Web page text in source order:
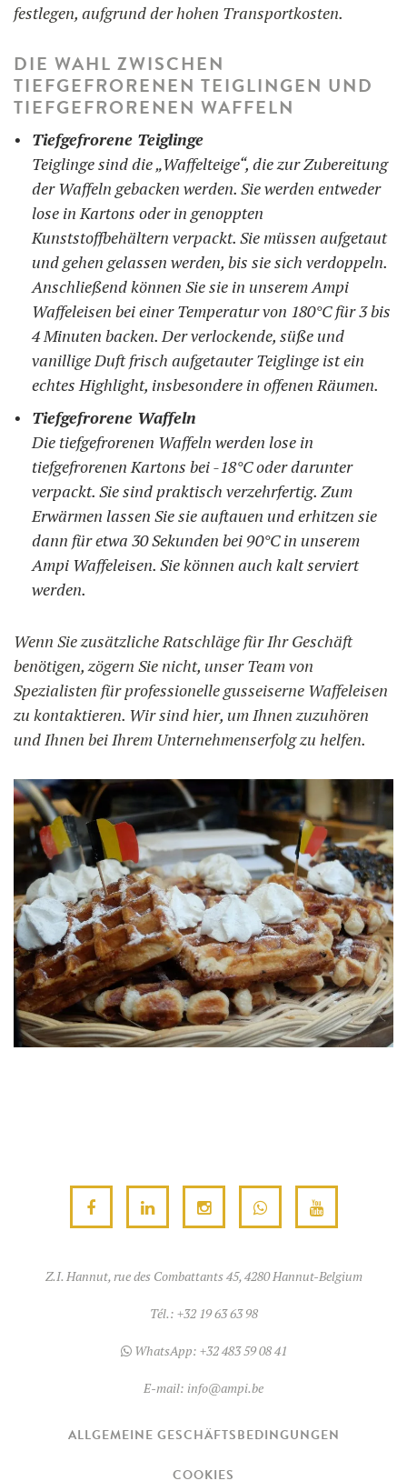
festlegen, aufgrund der hohen Transportkosten.
DIE WAHL ZWISCHEN
TIEFGEFRORENEN TEIGLINGEN UND
TIEFGEFRORENEN WAFFELN
Tiefgefrorene Teiglinge
Teiglinge sind die „Waffelteige“, die zur Zubereitung
der Waffeln gebacken werden. Sie werden entweder
lose in Kartons oder in genoppten
Kunststoffbehältern verpackt. Sie müssen aufgetaut
und gehen gelassen werden, bis sie sich verdoppeln.
Anschließend können Sie sie in unserem Ampi
Waffeleisen bei einer Temperatur von 180°C für 3 bis
4 Minuten backen. Der verlockende, süße und
vanillige Duft frisch aufgetauter Teiglinge ist ein
echtes Highlight, insbesondere in offenen Räumen.
Tiefgefrorene Waffeln
Die tiefgefrorenen Waffeln werden lose in
tiefgefrorenen Kartons bei -18°C oder darunter
verpackt. Sie sind praktisch verzehrfertig. Zum
Erwärmen lassen Sie sie auftauen und erhitzen sie
dann für etwa 30 Sekunden bei 90°C in unserem
Ampi Waffeleisen. Sie können auch kalt serviert
werden.
Wenn Sie zusätzliche Ratschläge für Ihr Geschäft
benötigen, zögern Sie nicht, unser Team von
Spezialisten für professionelle gusseiserne Waffeleisen
zu kontaktieren. Wir sind hier, um Ihnen zuzuhören
und Ihnen bei Ihrem Unternehmenserfolg zu helfen.
Z.I. Hannut, rue des Combattants 45, 4280 Hannut-Belgium
Tél.: +32 19 63 63 98
WhatsApp: +32 483 59 08 41
E-mail: info@ampi.be
ALLGEMEINE GESCHÄFTSBEDINGUNGEN
COOKIES